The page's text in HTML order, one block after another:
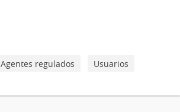
Agentes regulados Usuarios